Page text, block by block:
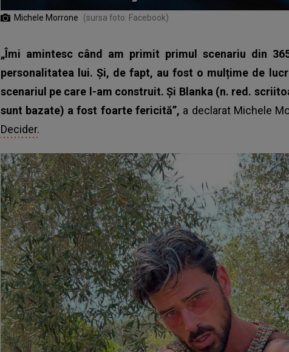
Michele Morrone (sursa foto: Facebook)
„Îmi amintesc când am primit primul scenariu din
personalitatea lui. Și, de fapt, au fost o mulțime de
scenariul pe care l-am construit. Și Blanka (n. red.
sunt bazate) a fost foarte fericită”, a declarat Michele
Decider.